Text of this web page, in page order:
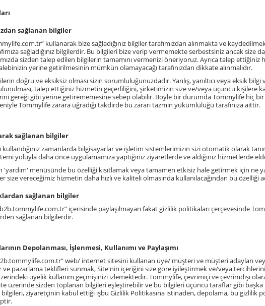
sağlanan bilgiler
” kullanarak bize sağladığınız bilgiler tarafımızdan alınmakta ve
sağladığınız bilgilerdir. Bu bilgileri bize verip vermemekte serbestsiniz ancak
sizden talep edilen bilgilerin tamamını vermenizi öneriyoruz. Ayrıca talep
yerine getirilmesinin mümkün olamayacağı tarafınızdan dikkate alınmalıdır.
doğru ve eksiksiz olması sizin sorumluluğunuzdadır. Yanlış, yanıltıcı veya eksik bilgi
talep ettiğiniz hizmetin geçerliliğini, şirketimizin size ve/veya üçüncü kişilere
gereği gibi yerine getirememesine sebep olabilir. Böyle bir durumda Tommylife hiç bir
Tommylife zarara uğradığı takdirde bu zararı tazmin yükümlülüğü tarafınıza aittir.
sağlanan bilgiler
kullandığınız zamanlarda bilgisayarlar ve işletim sistemlerimizin sizi otomatik olarak
yoluyla daha önce uygulamamıza yaptığınız ziyaretlerde ve aldığınız hizmetlerde
'yardım' menüsünde bu özelliği kısıtlamak veya tamamen etkisiz hale getirmek için
size vereceğimiz hizmetin daha hızlı ve kaliteli olmasında kullanılacağından bu özelliği
sağlanan bilgiler
” içerisinde paylaşılmayan fakat gizlilik politikaları çerçevesinde
sağlanan bilgilerdir.
Depolanması, İşlenmesi, Kullanımı ve Paylaşımı
” web/ internet sitesini kullanan üye/ müşteri ve müşteri adayları
pazarlama teklifleri sunmak, Site'nin içeriğini size göre iyileştirmek ve/veya
üyelik kullanım geçmişinizi izlemektedir. Tommylife, çevrimiçi ve çevrimdışı
üzerinde sizden toplanan bilgileri eşleştirebilir ve bu bilgileri üçüncü taraflar gibi
ziyaretçinin kabul ettiği işbu Gizlilik Politikasına istinaden, depolama, bu gizlilik